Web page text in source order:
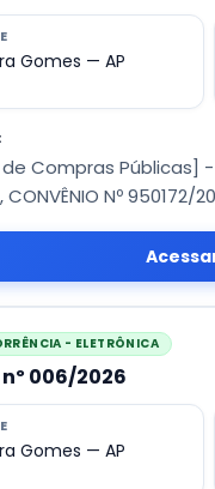
Gomes — AP
Compras Públicas] -
CONVÊNIO Nº 950172/
- ELETRÔNICA
006/2026
Gomes — AP